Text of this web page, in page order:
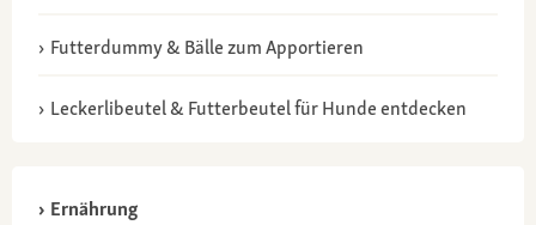
Futterdummy & Bälle zum Apportieren
Leckerlibeutel & Futterbeutel für Hunde entdecken
Ernährung